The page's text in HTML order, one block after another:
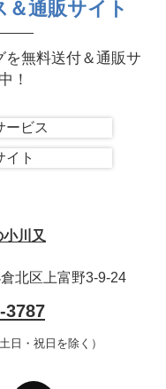
通販サイト
を無料送付＆通販サ
！
北区上富野3-9-24
3787
日・祝日を除く）